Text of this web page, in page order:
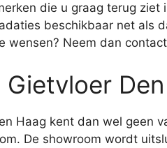
die u graag terug
beschikbaar net als
wensen? Neem dan
Haag kent dan wel geen
De showroom wordt